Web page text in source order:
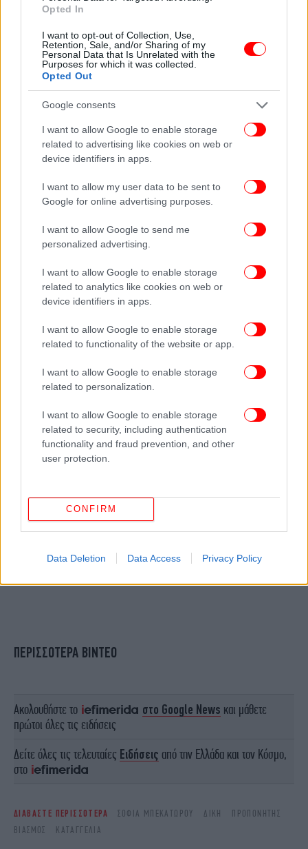
Opted In
I want to opt-out of Collection, Use,
Retention, Sale, and/or Sharing of my
Personal Data that Is Unrelated with the
Purposes for which it was collected.
Opted Out
Google consents
I want to allow Google to enable storage
related to advertising like cookies on web or
device identifiers in apps.
I want to allow my user data to be sent to
Google for online advertising purposes.
I want to allow Google to send me
personalized advertising.
I want to allow Google to enable storage
related to analytics like cookies on web or
device identifiers in apps.
I want to allow Google to enable storage
related to functionality of the website or app.
I want to allow Google to enable storage
related to personalization.
I want to allow Google to enable storage
related to security, including authentication
functionality and fraud prevention, and other
user protection.
CONFIRM
Data Deletion Data Access Privacy Policy
Reuters: Η ΕΕ γεμίζει τις αποθήκες φυσικό αέριο, αλλά
δεν επαρκούν για πολύ -Επικίνδυνος χειμώνας για τους
Παγκράτι: Πώς γλίστρησε η 36χρονη μητέρα και
Δίκη προπονητή: Αθώος για τον βιασμό, ένοχος για
κατάχρηση σε ασέλγεια ανηλίκου
ΠΕΡΙΣΣΟΤΕΡΑ ΒΙΝΤΕΟ
Ακολουθήστε το στο Google News και μάθετε
πρώτοι όλες τις ειδήσεις
Δείτε όλες τις τελευταίες Ειδήσεις από την Ελλάδα και τον Κόσμο,
στο
ΔΙΑΒΑΣΤΕ ΠΕΡΙΣΣΟΤΕΡΑ ΣΟΦΙΑ ΜΠΕΚΑΤΩΡΟΥ ΔΊΚΗ
ΠΡΟΠΟΝΗΤΉΣ
ΒΙΑΣΜΌΣ
ΚΑΤΑΓΓΕΛΊΑ